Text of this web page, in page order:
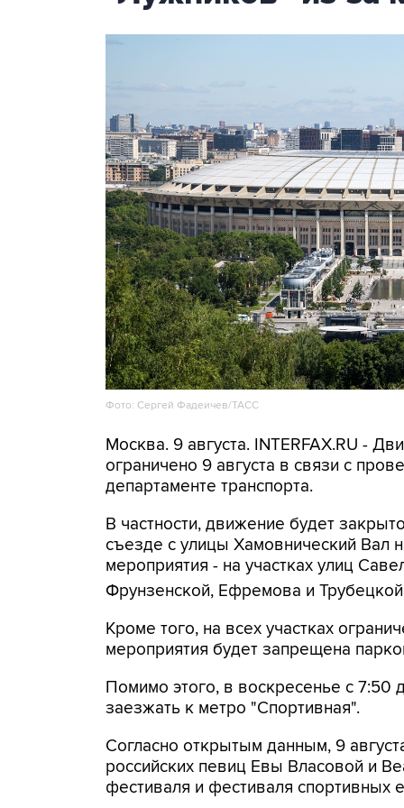
Фото: Сергей Фадеичев/ТАСС
Москва. 9 августа. INTERFAX.RU -
ограничено 9 августа в связи с
департаменте транспорта.
В частности, движение будет
съезде с улицы Хамовнический Вал
мероприятия - на участках улиц
Фрунзенской, Ефремова и
Кроме того, на всех участках
мероприятия будет запрещена
Помимо этого, в воскресенье с 7:50
заезжать к метро "Спортивная".
Согласно открытым данным, 9
российских певиц Евы Власовой и
фестиваля и фестиваля спортивных